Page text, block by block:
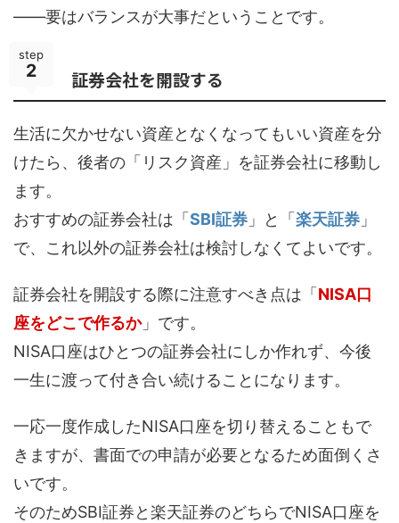
――要はバランスが大事だということです。
step
2 証券会社を開設する
生活に欠かせない資産となくなってもいい資産を分
けたら、後者の「リスク資産」を証券会社に移動し
ます。
おすすめの証券会社は「 SBI証券 」と「 楽天証券 」
で、これ以外の証券会社は検討しなくてよいです。
証券会社を開設する際に注意すべき点は「 NISA口
座をどこで作るか」です。
NISA口座はひとつの証券会社にしか作れず、今後
一生に渡って付き合い続けることになります。
一応一度作成したNISA口座を切り替えることもで
きますが、書面での申請が必要となるため面倒くさ
いです。
そのためSBI証券と楽天証券のどちらでNISA口座を